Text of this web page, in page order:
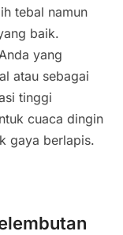
tebal namun
baik.
yang
atau sebagai
tinggi
cuaca dingin
gaya berlapis.